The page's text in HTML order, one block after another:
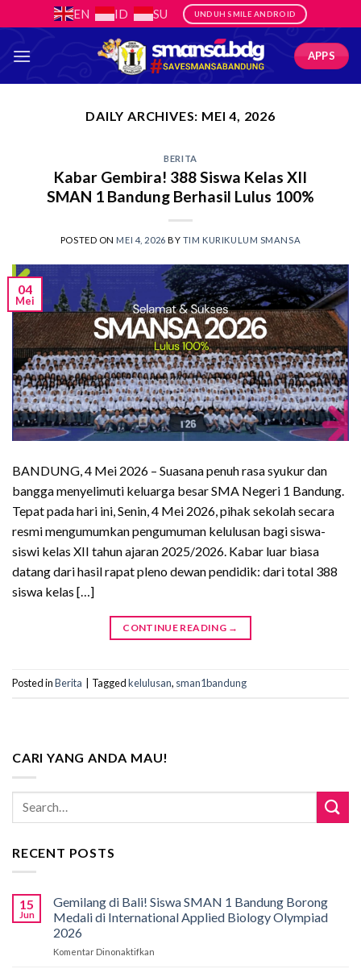
to
content
EN ID SU UNDUH SMILE ANDROID
APPS
DAILY ARCHIVES: MEI 4, 2026
BERITA
Kabar Gembira! 388 Siswa Kelas XII
SMAN 1 Bandung Berhasil Lulus 100%
POSTED ON MEI 4, 2026 BY TIM KURIKULUM SMANSA
04
Mei
BANDUNG, 4 Mei 2026 – Suasana penuh rasa syukur dan
bangga menyelimuti keluarga besar SMA Negeri 1 Bandung.
Tepat pada hari ini, Senin, 4 Mei 2026, pihak sekolah secara
resmi mengumumkan pengumuman kelulusan bagi siswa-
siswi kelas XII tahun ajaran 2025/2026. Kabar luar biasa
datang dari hasil rapat pleno dewan pendidik: dari total 388
siswa kelas […]
CONTINUE READING →
Posted inBerita Taggedkelulusan, sman1bandung
CARI YANG ANDA MAU!
RECENT POSTS
15
Jun
Gemilang di Bali! Siswa SMAN 1 Bandung Borong
Medali di International Applied Biology Olympiad
2026
Komentar Dinonaktifkan